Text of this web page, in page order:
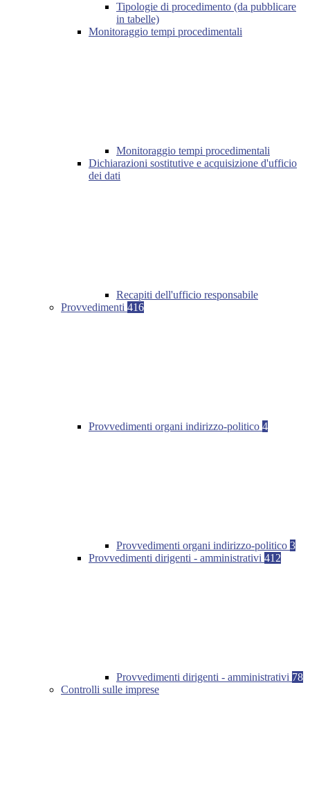
Tipologie di procedimento (da pubblicare
in tabelle)
Monitoraggio tempi procedimentali
Monitoraggio tempi procedimentali
Dichiarazioni sostitutive e acquisizione d'ufficio
dei dati
Recapiti dell'ufficio responsabile
Provvedimenti 416
Provvedimenti organi indirizzo-politico 4
Provvedimenti organi indirizzo-politico 3
Provvedimenti dirigenti - amministrativi 412
Provvedimenti dirigenti - amministrativi 78
Controlli sulle imprese